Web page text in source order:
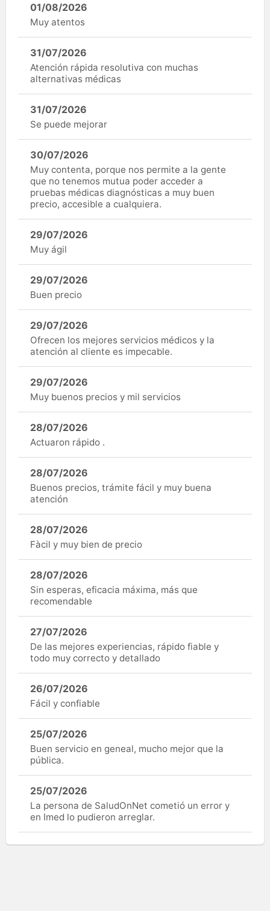
01/08/2026
Muy atentos
31/07/2026
Atención rápida resolutiva con muchas
alternativas médicas
31/07/2026
Se puede mejorar
30/07/2026
Muy contenta, porque nos permite a la gente
que no tenemos mutua poder acceder a
pruebas médicas diagnósticas a muy buen
precio, accesible a cualquiera.
29/07/2026
Muy ágil
29/07/2026
Buen precio
29/07/2026
Ofrecen los mejores servicios médicos y la
atención al cliente es impecable.
29/07/2026
Muy buenos precios y mil servicios
28/07/2026
Actuaron rápido .
28/07/2026
Buenos precios, trámite fácil y muy buena
atención
28/07/2026
Fàcil y muy bien de precio
28/07/2026
Sin esperas, eficacia máxima, más que
recomendable
27/07/2026
De las mejores experiencias, rápido fiable y
todo muy correcto y detallado
26/07/2026
Fácil y confiable
25/07/2026
Buen servicio en geneal, mucho mejor que la
pública.
25/07/2026
La persona de SaludOnNet cometió un error y
en Imed lo pudieron arreglar.